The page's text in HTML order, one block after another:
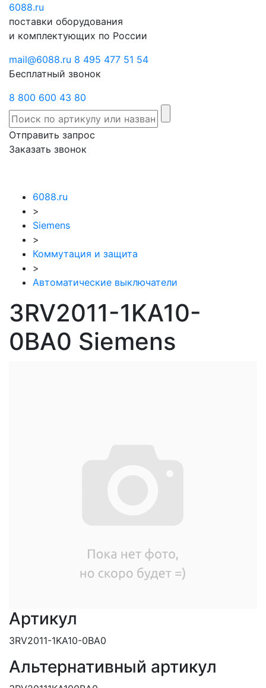
6088.ru
поставки оборудования
и комплектующих по России
mail@6088.ru 8 495 477 51 54
Бесплатный звонок
8 800 600 43 80
Отправить запрос
Заказать звонок
6088.ru
>
Siemens
>
Коммутация и защита
>
Автоматические выключатели
3RV2011-1KA10-
0BA0 Siemens
Артикул
3RV2011-1KA10-0BA0
Альтернативный артикул
Отправить
запрос
звонок